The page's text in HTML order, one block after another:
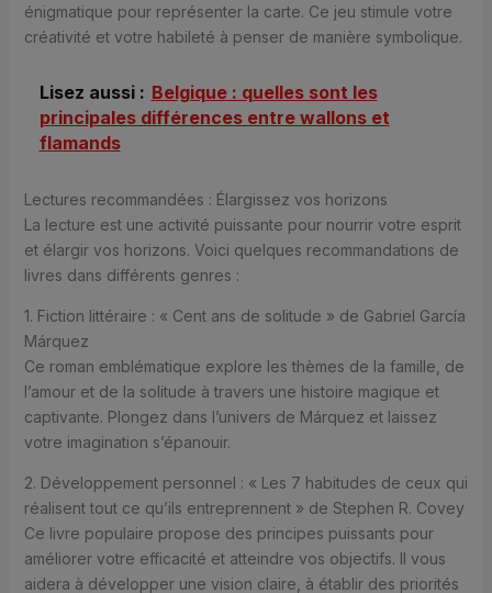
énigmatique pour représenter la carte. Ce jeu stimule votre
créativité et votre habileté à penser de manière symbolique.
Lisez aussi : Belgique : quelles sont les
principales différences entre wallons et
flamands
Lectures recommandées : Élargissez vos horizons
La lecture est une activité puissante pour nourrir votre esprit
et élargir vos horizons. Voici quelques recommandations de
livres dans différents genres :
1. Fiction littéraire : « Cent ans de solitude » de Gabriel García
Márquez
Ce roman emblématique explore les thèmes de la famille, de
l’amour et de la solitude à travers une histoire magique et
captivante. Plongez dans l’univers de Márquez et laissez
votre imagination s’épanouir.
2. Développement personnel : « Les 7 habitudes de ceux qui
réalisent tout ce qu’ils entreprennent » de Stephen R. Covey
Ce livre populaire propose des principes puissants pour
améliorer votre efficacité et atteindre vos objectifs. Il vous
aidera à développer une vision claire, à établir des priorités